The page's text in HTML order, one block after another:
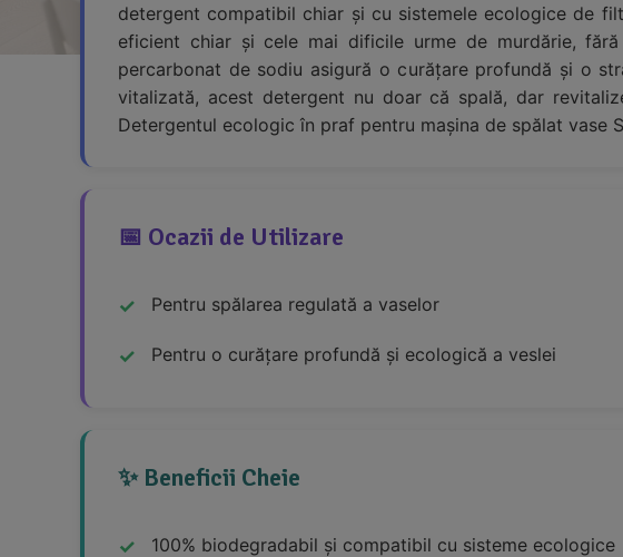
detergent compatibil chiar și cu sistemele ecologice de
eficient chiar și cele mai dificile urme de murdărie,
percarbonat de sodiu asigură o curățare profundă și o
vitalizată, acest detergent nu doar că spală, dar
Detergentul ecologic în praf pentru mașina de spălat
📅 Ocazii de Utilizare
Pentru spălarea regulată a vaselor
Pentru o curățare profundă și ecologică a veslei
✨ Beneficii Cheie
100% biodegradabil și compatibil cu sisteme ecologice